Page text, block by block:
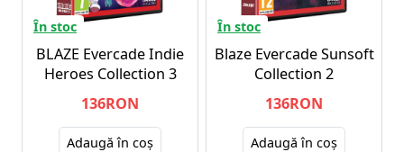
În stoc
BLAZE Evercade Indie
Heroes Collection 3
136RON
Adaugă în coş
În stoc
Blaze Evercade Sunsoft
Collection 2
136RON
Adaugă în coş